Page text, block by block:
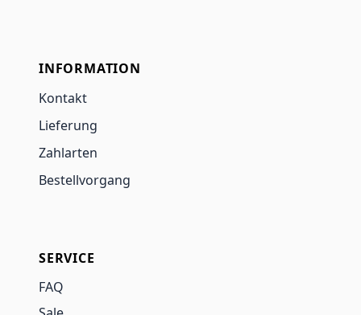
INFORMATION
Kontakt
Lieferung
Zahlarten
Bestellvorgang
SERVICE
FAQ